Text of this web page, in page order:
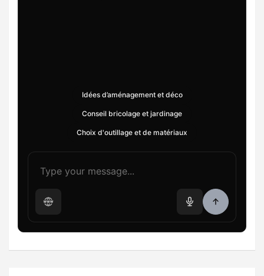
Idées d’aménagement et déco
Conseil bricolage et jardinage
Choix d'outillage et de matériaux